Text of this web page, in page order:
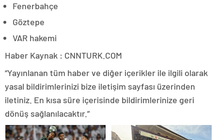
Fenerbahçe
Göztepe
VAR hakemi
Haber Kaynak : CNNTURK.COM
“Yayınlanan tüm haber ve diğer içerikler ile ilgili olarak
yasal bildirimlerinizi bize iletişim sayfası üzerinden
iletiniz. En kısa süre içerisinde bildirimlerinize geri
dönüş sağlanılacaktır.”